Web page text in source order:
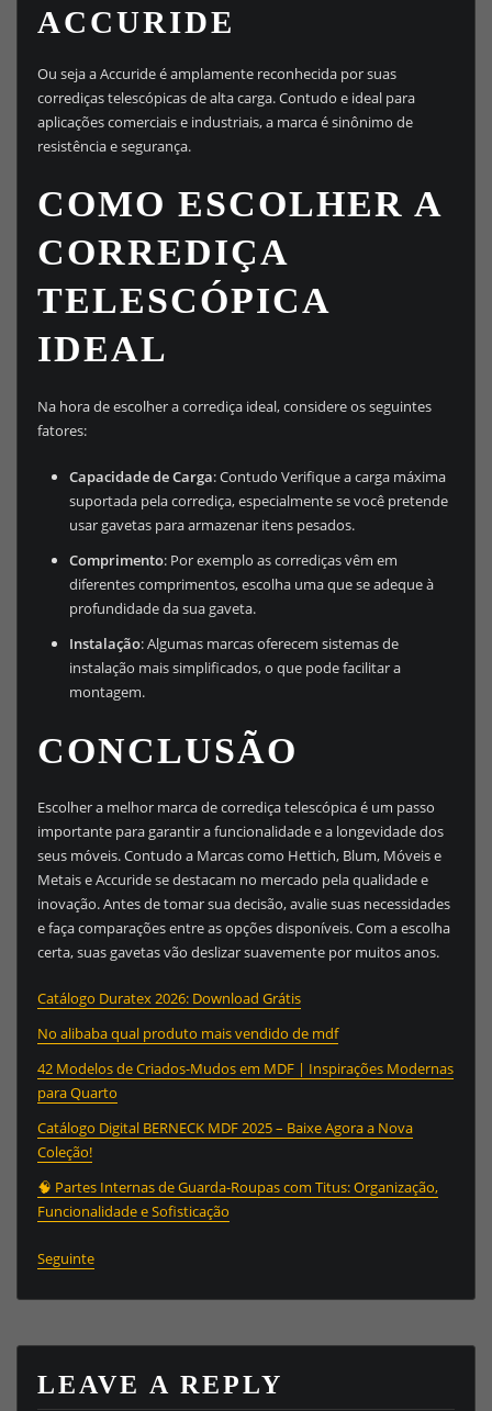
ACCURIDE
Ou seja a Accuride é amplamente reconhecida por suas
corrediças telescópicas de alta carga. Contudo e ideal para
aplicações comerciais e industriais, a marca é sinônimo de
resistência e segurança.
COMO ESCOLHER A
CORREDIÇA
TELESCÓPICA
IDEAL
Na hora de escolher a corrediça ideal, considere os seguintes
fatores:
Capacidade de Carga: Contudo Verifique a carga máxima
suportada pela corrediça, especialmente se você pretende
usar gavetas para armazenar itens pesados.
Comprimento: Por exemplo as corrediças vêm em
diferentes comprimentos, escolha uma que se adeque à
profundidade da sua gaveta.
Instalação: Algumas marcas oferecem sistemas de
instalação mais simplificados, o que pode facilitar a
montagem.
CONCLUSÃO
Escolher a melhor marca de corrediça telescópica é um passo
importante para garantir a funcionalidade e a longevidade dos
seus móveis. Contudo a Marcas como Hettich, Blum, Móveis e
Metais e Accuride se destacam no mercado pela qualidade e
inovação. Antes de tomar sua decisão, avalie suas necessidades
e faça comparações entre as opções disponíveis. Com a escolha
certa, suas gavetas vão deslizar suavemente por muitos anos.
Catálogo Duratex 2026: Download Grátis
No alibaba qual produto mais vendido de mdf
42 Modelos de Criados-Mudos em MDF | Inspirações Modernas
para Quarto
Catálogo Digital BERNECK MDF 2025 – Baixe Agora a Nova
Coleção!
🧠 Partes Internas de Guarda-Roupas com Titus: Organização,
Funcionalidade e Sofisticação
Seguinte
LEAVE A REPLY